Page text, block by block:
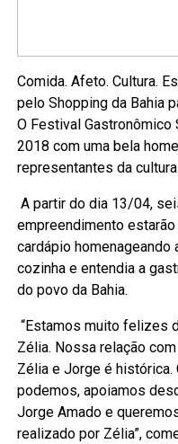
Comida. Afeto. Cultura.
pelo Shopping da Bahia
O Festival Gastronômico
2018 com uma bela
representantes da
A partir do dia 13/04,
empreendimento
cardápio homenageando
cozinha e entendia a
do povo da Bahia.
“Estamos muito felizes
Zélia. Nossa relação
Zélia e Jorge é
podemos, apoiamos
Jorge Amado e
realizado por Zélia”,